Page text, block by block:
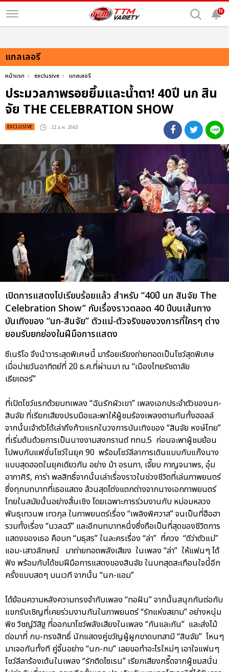
N
แกลเลอรี
หน้าแรก exclusive แกลเลอรี
ประมวลภาพรอยยิ้มและน้ำตา! 40ปี นก สิน
จัย THE CELEBRATION SHOW
EXCLUSIVE : 22 ธ.ค. 2563
เปิดการแสดงไปเรียบร้อยแล้ว สำหรับ “40ปี นก สินจัย The
Celebration Show” กับเรื่องราวตลอด 40 ปีบนเส้นทาง
บันเทิงของ “นก-สินจัย” ตัวแม่-ตัวจริงของวงการที่ใครๆ ต่าง
ยอมรับยกย่องในฝีมือการแสดง
ซีเนริโอ จึงนำวาระสุดพิเศษนี้ มาร้อยเรียงถ่ายทอดเป็นโชว์สุดพิเศษ
เมื่อบ่ายวันอาทิตย์ที่ 20 ธ.ค.ที่ผ่านมา ณ “เมืองไทยรัชดาลัย
เธียเตอร์”
ที่เปิดโชว์แรกด้วยบทเพลง “ฉันรักผัวเขา” เพลงเอกประจำตัวของนก-
สินจัย ที่เรียกเสียงปรบมือและพาให้ผู้ชมร้องเพลงตามกันทั้งฮอลล์
จากนั้นเจ้าตัวได้เล่าถึงก้าวแรกในวงการบันเทิงของ “สินจัย หงษ์ไทย”
ที่เริ่มต้นด้วยการเป็นนางงามสงกรานต์ ททบ.5 ก่อนจะพาผู้ชมย้อน
ไปพบกับแฟชั่นโชว์ในยุค 90 พร้อมโชว์ลีลาการเดินแบบกับแก๊งนาง
แบบสุดฮอตในยุคเดียวกัน อย่าง ม้า อรนภา, เจี๊ยบ กาญจนาพร, อุ๋ม
อาภาศิริ, คาร่า พลสิทธิ์จากนั้นเล่าเรื่องราวในช่วงชีวิตที่เล่นภาพยนตร์
ซึ่งทุกบทบาทที่เธอแสดง ล้วนสุดโต่งแตกต่างจากนางเอกภาพยนตร์
ไทยในสมัยนั้นอย่างสิ้นเชิง โดยเฉพาะการร่วมงานกับ หม่อมหลวง
พันธุเทวนพ เทวกุล ในภาพยนตร์เรื่อง “เพลิงพิศวาส” จนเป็นที่ฮือฮา
รวมทั้งเรื่อง “นวลฉวี” และอีกบทบาทหนึ่งซึ่งถือเป็นที่สุดของชีวิตการ
แสดงของเธอ คือบท “มธุสร” ในละครเรื่อง “ล่า” ที่ควง “ดีว่าตัวแม่”
แอม-เสาวลักษณ์ มาถ่ายทอดพลังเสียง ในเพลง “ล่า” ให้แฟนๆ ได้
ฟัง พร้อมกับได้ชมฝีมือการแสดงของสินจัย ในบทสุดสะเทือนใจนี้อีก
ครั้งแบบสดๆ บนเวที จากนั้น “นก-แอม”
ได้ย้อมความหลังความทรงจำกับเพลง “ทอฝัน” จากนั้นสนุกกันต่อกับ
แขกรับเชิญที่เคยร่วมงานกันในภาพยนตร์ “รักแห่งสยาม” อย่างหนุ่ม
พิช วิชญ์วิสิฐ ที่ออกมาโชว์พลังเสียงในเพลง “กันและกัน” และส่งไม้
ต่อมาที่ กบ-ทรงสิทธิ์ นักแสดงคู่ขวัญผู้ผูกขาดบทสามี “สินจัย” ไหนๆ
มาเจอกันทั้งที คู่จิ้นอย่าง “นก-กบ” เลยขอทำอะไรใหม่ๆ เอาใจแฟนๆ
โชว์ลีลาร้องเต้นในเพลง “รักติดไซเรน” เรียกเสียงกรี๊ดจากผู้ชมสนั่น